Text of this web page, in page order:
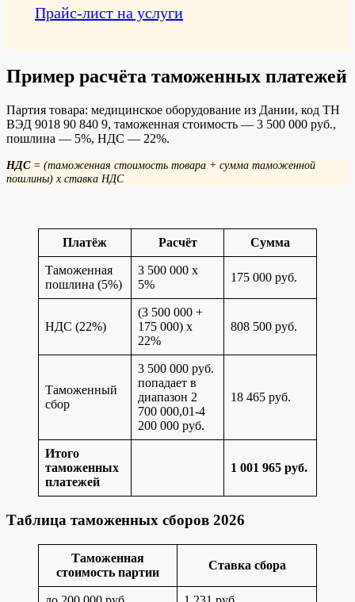
Прайс-лист на услуги
Пример расчёта таможенных платежей
Партия товара: медицинское оборудование из Дании, код ТН
ВЭД 9018 90 840 9, таможенная стоимость — 3 500 000 руб.,
пошлина — 5%, НДС — 22%.
НДС= (таможенная стоимость товара + сумма таможенной
пошлины) x ставка НДС
Платёж Расчёт Сумма
Таможенная
пошлина (5%)
3 500 000 x
5%
175 000 руб.
НДС (22%)
(3 500 000 +
175 000) x
22%
808 500 руб.
Таможенный
сбор
3 500 000 руб.
попадает в
диапазон 2
700 000,01-4
200 000 руб.
18 465 руб.
Итого
таможенных
платежей
1 001 965 руб.
Таблица таможенных сборов 2026
Таможенная
стоимость партии
Ставка сбора